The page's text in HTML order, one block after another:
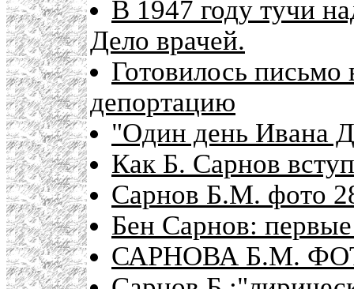
В 1947 году тучи
Дело врачей.
Готовилось
депортацию
"Один день Ивана
Как Б. Сарнов
Сарнов Б.М. фото
Бен Сарнов:
САРНОВА Б.М.